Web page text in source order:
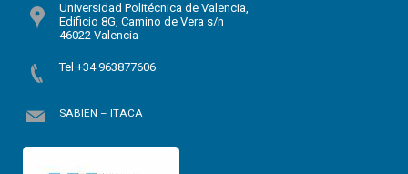
Universidad Politécnica de Valencia,
Edificio 8G, Camino de Vera s/n
46022 Valencia
Tel +34 963877606
SABIEN – ITACA